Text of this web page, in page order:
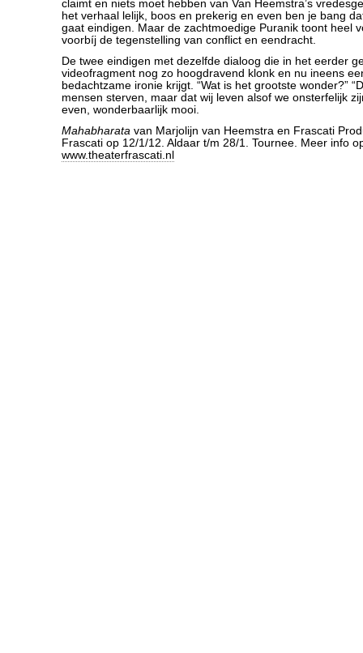
claimt en niets moet hebben van Van Heemstra’s
het verhaal lelijk, boos en prekerig en even ben je bang
gaat eindigen. Maar de zachtmoedige Puranik toont heel
voorbíj de tegenstelling van conflict en eendracht.
De twee eindigen met dezelfde dialoog die in het eerder
videofragment nog zo hoogdravend klonk en nu ineens
bedachtzame ironie krijgt. “Wat is het grootste wonder?”
mensen sterven, maar dat wij leven alsof we onsterfelijk
even, wonderbaarlijk mooi.
Mahabharata van Marjolijn van Heemstra en Frascati
Frascati op 12/1/12. Aldaar t/m 28/1. Tournee. Meer info
www.theaterfrascati.nl